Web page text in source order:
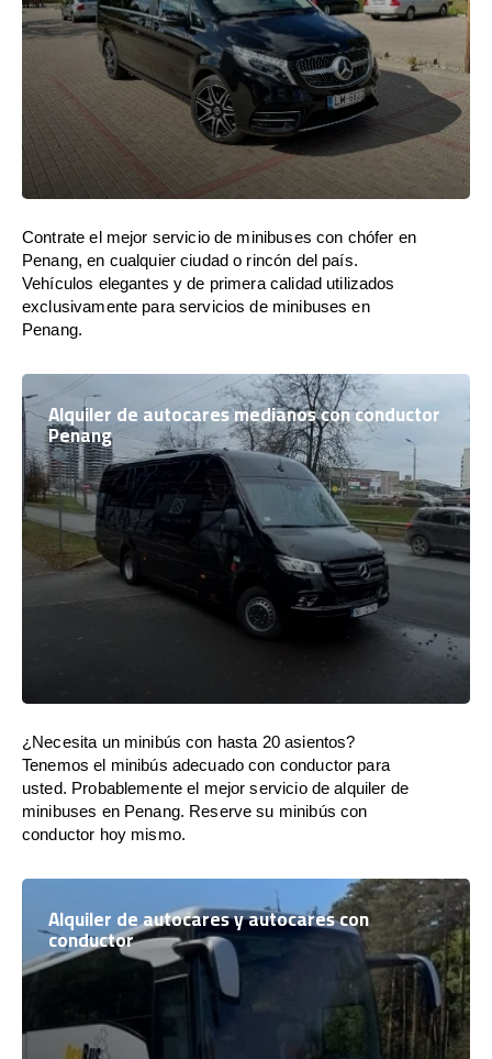
Contrate el mejor servicio de minibuses con chófer en
Penang, en cualquier ciudad o rincón del país.
Vehículos elegantes y de primera calidad utilizados
exclusivamente para servicios de minibuses en
Penang.
Alquiler de autocares medianos con conductor
Penang
¿Necesita un minibús con hasta 20 asientos?
Tenemos el minibús adecuado con conductor para
usted. Probablemente el mejor servicio de alquiler de
minibuses en Penang. Reserve su minibús con
conductor hoy mismo.
Alquiler de autocares y autocares con
conductor